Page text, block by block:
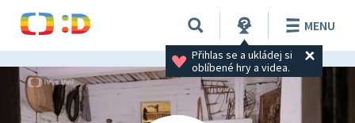
Přihlas se a ukládej si
oblíbené hry a videa.
MENU